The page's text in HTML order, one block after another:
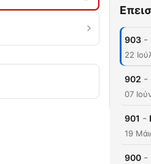
903 -
22
902 -
07
901 -
19
900 -